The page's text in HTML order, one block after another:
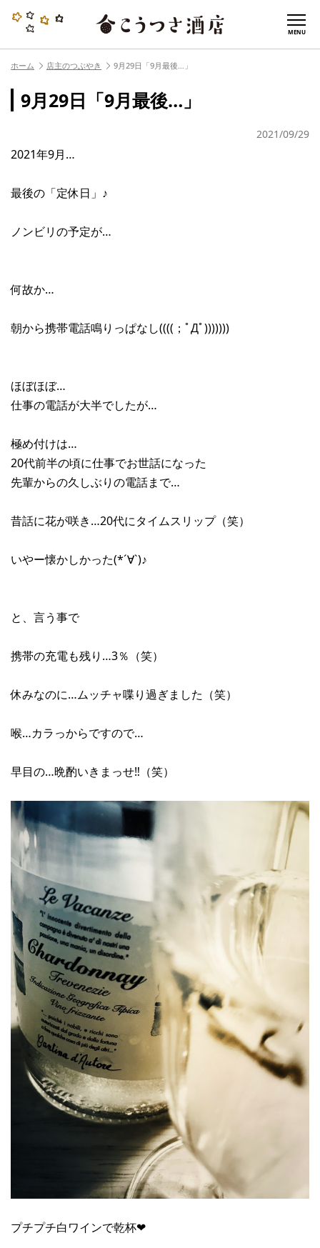
MENU
ホーム 店主のつぶやき 9月29日「9月最後…」
9月29日「9月最後…」
2021/09/29
2021年9月…
最後の「定休日」♪
ノンビリの予定が…
何故か…
朝から携帯電話鳴りっぱなし((((；ﾟДﾟ)))))))
ほぼほぼ…
仕事の電話が大半でしたが…
極め付けは…
20代前半の頃に仕事でお世話になった
先輩からの久しぶりの電話まで…
昔話に花が咲き…20代にタイムスリップ（笑）
いやー懐かしかった(*´∀`)♪
と、言う事で
携帯の充電も残り…3％（笑）
休みなのに…ムッチャ喋り過ぎました（笑）
喉…カラっからですので…
早目の…晩酌いきまっせ‼︎（笑）
プチプチ白ワインで乾杯❤︎